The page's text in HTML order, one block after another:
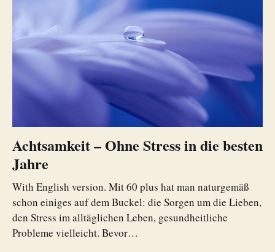
Achtsamkeit – Ohne Stress in die besten
Jahre
With English version. Mit 60 plus hat man naturgemäß
schon einiges auf dem Buckel: die Sorgen um die Lieben,
den Stress im alltäglichen Leben, gesundheitliche
Probleme vielleicht. Bevor…